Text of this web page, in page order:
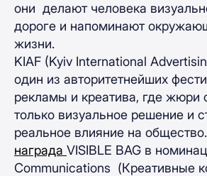
они делают человека
дороге и напоминают
жизни.
KIAF (Kyiv International
один из авторитетнейших
рекламы и креатива, где жюри
только визуальное решение и
реальное влияние на общество.
награда VISIBLE BAG в
Communications (Креативные